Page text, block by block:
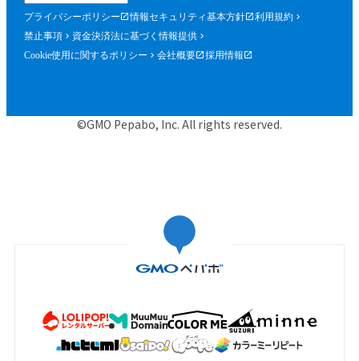
プライバシーポリシー 情報セキュリティ基本方針
利用規約
禁止事項
資金決済法に基づく情報提供
Cookie使用に関するポリシー
会社概要 採用情報
©GMO Pepabo, Inc. All rights reserved.